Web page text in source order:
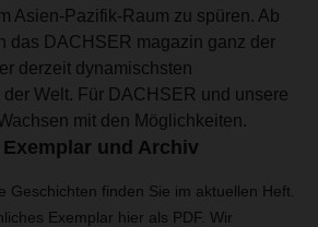
Asien-Pazifik-Raum zu spüren. Ab
das DACHSER magazin ganz der
derzeit dynamischsten
Welt. Für DACHSER und unsere
mit den Möglichkeiten.
und Archiv
Geschichten finden Sie im aktuellen Heft.
Exemplar hier als PDF. Wir